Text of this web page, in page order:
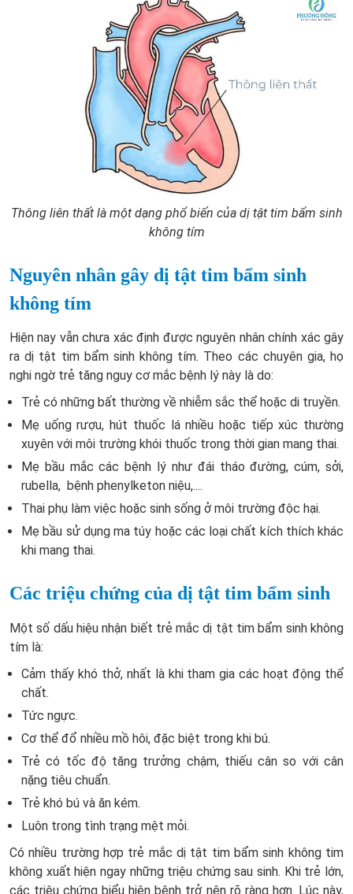
Thông liên thất là một dạng phổ biến của dị tật tim bẩm sinh
không tím
Nguyên nhân gây dị tật tim bẩm sinh
không tím
Hiện nay vẫn chưa xác định được nguyên nhân chính xác gây
ra dị tật tim bẩm sinh không tím. Theo các chuyên gia, họ
nghi ngờ trẻ tăng nguy cơ mắc bệnh lý này là do:
Trẻ có những bất thường về nhiễm sắc thể hoặc di truyền.
Mẹ uống rượu, hút thuốc lá nhiều hoặc tiếp xúc thường
xuyên với môi trường khói thuốc trong thời gian mang thai.
Mẹ bầu mắc các bệnh lý như đái tháo đường, cúm, sởi,
rubella, bệnh phenylketon niệu,....
Thai phụ làm việc hoặc sinh sống ở môi trường độc hại.
Mẹ bầu sử dụng ma túy hoặc các loại chất kích thích khác
khi mang thai.
Các triệu chứng của dị tật tim bẩm sinh
Một số dấu hiệu nhận biết trẻ mắc dị tật tim bẩm sinh không
tím là:
Cảm thấy khó thở, nhất là khi tham gia các hoạt động thể
chất.
Tức ngực.
Cơ thể đổ nhiều mồ hôi, đặc biệt trong khi bú.
Trẻ có tốc độ tăng trưởng chậm, thiếu cân so với cân
nặng tiêu chuẩn.
Trẻ khó bú và ăn kém.
Luôn trong tình trạng mệt mỏi.
Có nhiều trường hợp trẻ mắc dị tật tim bẩm sinh không tim
không xuất hiện ngay những triệu chứng sau sinh. Khi trẻ lớn,
các triệu chứng biểu hiện bệnh trở nên rõ ràng hơn. Lúc này,